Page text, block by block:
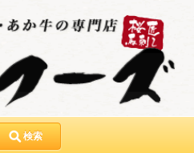
検索